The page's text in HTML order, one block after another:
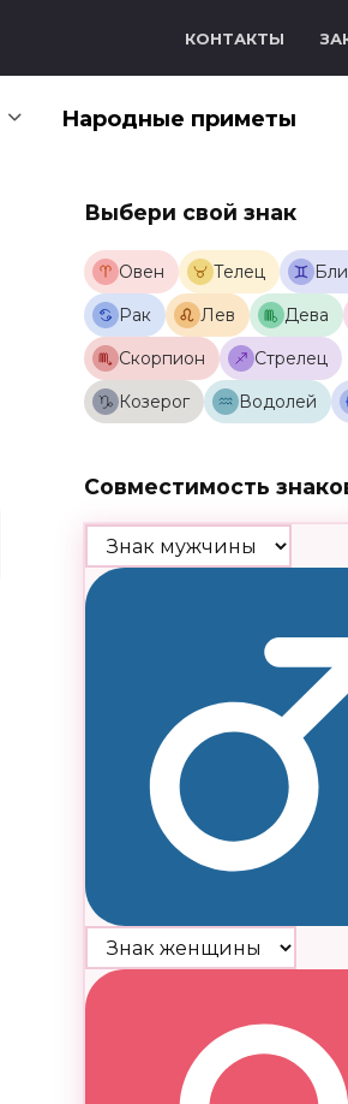
КОНТАКТЫ
Народные приметы
Выбери свой знак
Овен Телец
Рак
Лев Дева
Скорпион
Стрелец
Козерог
Водолей
Совместимость